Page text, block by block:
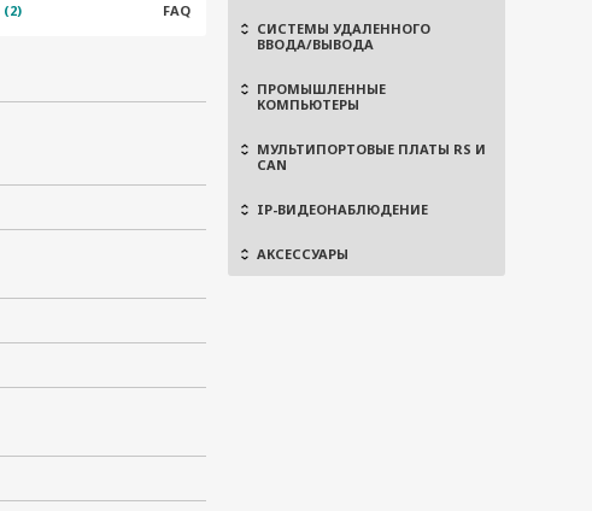
СИСТЕМЫ УДАЛЕННОГО
ВВОДА/ВЫВОДА
ПРОМЫШЛЕННЫЕ
КОМПЬЮТЕРЫ
МУЛЬТИПОРТОВЫЕ ПЛАТЫ RS И
CAN
IP-ВИДЕОНАБЛЮДЕНИЕ
АКСЕССУАРЫ
(2) FAQ